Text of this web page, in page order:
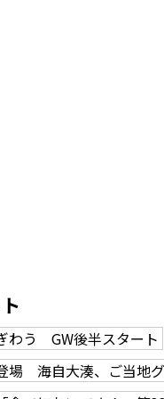
わう GW後半スタート
場 海自大湊、ご当地